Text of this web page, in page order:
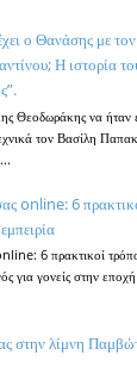
ο Θανάσης με
Η ιστορία
Θεοδωράκης να ήταν
τον Βασίλη
online: 6
6 πρακτικοί
για γονείς στην
στην λίμνη